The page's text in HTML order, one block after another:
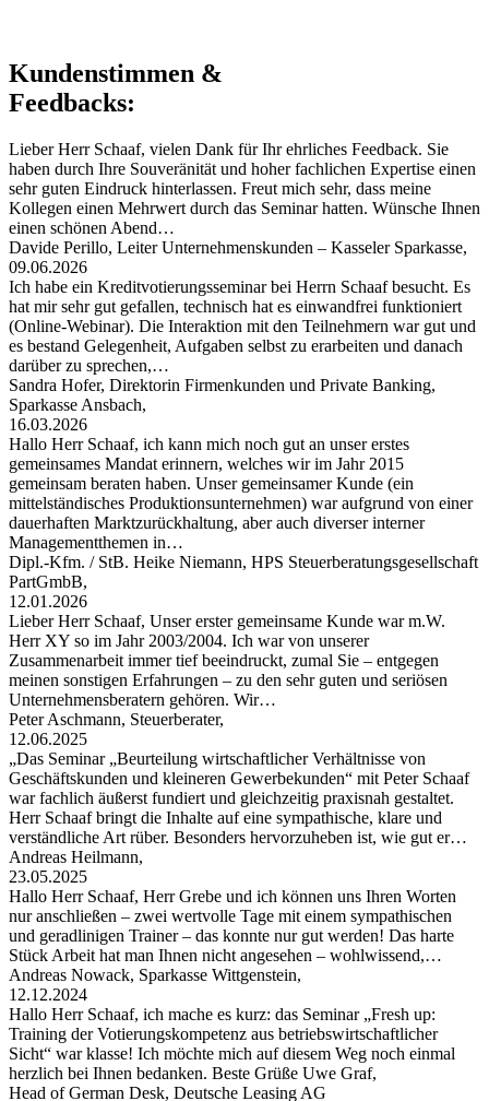
Kundenstimmen &
Feedbacks:
Lieber Herr Schaaf, vielen Dank für Ihr ehrliches Feedback. Sie
haben durch Ihre Souveränität und hoher fachlichen Expertise einen
sehr guten Eindruck hinterlassen. Freut mich sehr, dass meine
Kollegen einen Mehrwert durch das Seminar hatten. Wünsche Ihnen
einen schönen Abend…
Davide Perillo, Leiter Unternehmenskunden – Kasseler Sparkasse,
09.06.2026
Ich habe ein Kreditvotierungsseminar bei Herrn Schaaf besucht. Es
hat mir sehr gut gefallen, technisch hat es einwandfrei funktioniert
(Online-Webinar). Die Interaktion mit den Teilnehmern war gut und
es bestand Gelegenheit, Aufgaben selbst zu erarbeiten und danach
darüber zu sprechen,…
Sandra Hofer, Direktorin Firmenkunden und Private Banking,
Sparkasse Ansbach,
16.03.2026
Hallo Herr Schaaf, ich kann mich noch gut an unser erstes
gemeinsames Mandat erinnern, welches wir im Jahr 2015
gemeinsam beraten haben. Unser gemeinsamer Kunde (ein
mittelständisches Produktionsunternehmen) war aufgrund von einer
dauerhaften Marktzurückhaltung, aber auch diverser interner
Managementthemen in…
Dipl.-Kfm. / StB. Heike Niemann, HPS Steuerberatungsgesellschaft
PartGmbB,
12.01.2026
Lieber Herr Schaaf, Unser erster gemeinsame Kunde war m.W.
Herr XY so im Jahr 2003/2004. Ich war von unserer
Zusammenarbeit immer tief beeindruckt, zumal Sie – entgegen
meinen sonstigen Erfahrungen – zu den sehr guten und seriösen
Unternehmensberatern gehören. Wir…
Peter Aschmann, Steuerberater,
12.06.2025
„Das Seminar „Beurteilung wirtschaftlicher Verhältnisse von
Geschäftskunden und kleineren Gewerbekunden“ mit Peter Schaaf
war fachlich äußerst fundiert und gleichzeitig praxisnah gestaltet.
Herr Schaaf bringt die Inhalte auf eine sympathische, klare und
verständliche Art rüber. Besonders hervorzuheben ist, wie gut er…
Andreas Heilmann,
23.05.2025
Hallo Herr Schaaf, Herr Grebe und ich können uns Ihren Worten
nur anschließen – zwei wertvolle Tage mit einem sympathischen
und geradlinigen Trainer – das konnte nur gut werden! Das harte
Stück Arbeit hat man Ihnen nicht angesehen – wohlwissend,…
Andreas Nowack, Sparkasse Wittgenstein,
12.12.2024
Hallo Herr Schaaf, ich mache es kurz: das Seminar „Fresh up:
Training der Votierungskompetenz aus betriebswirtschaftlicher
Sicht“ war klasse! Ich möchte mich auf diesem Weg noch einmal
herzlich bei Ihnen bedanken. Beste Grüße Uwe Graf,
Head of German Desk, Deutsche Leasing AG